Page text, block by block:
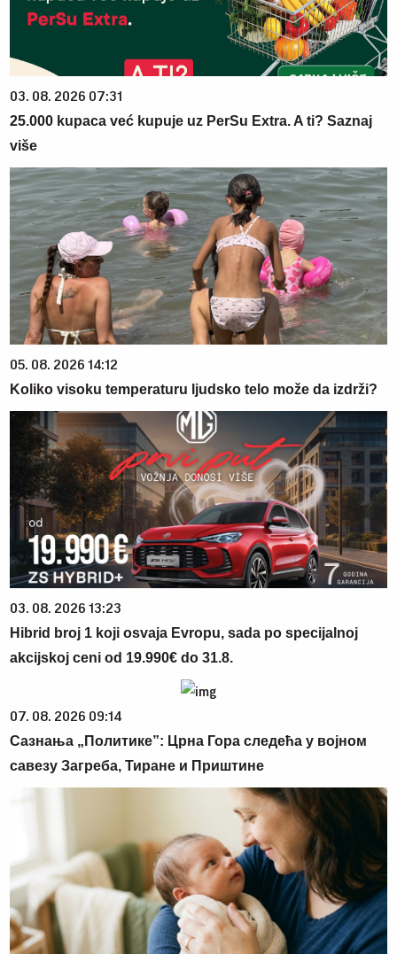
03. 08. 2026 07:31
25.000 kupaca već kupuje uz PerSu Extra. A ti? Saznaj
više
05. 08. 2026 14:12
Koliko visoku temperaturu ljudsko telo može da izdrži?
03. 08. 2026 13:23
Hibrid broj 1 koji osvaja Evropu, sada po specijalnoj
akcijskoj ceni od 19.990€ do 31.8.
07. 08. 2026 09:14
Сазнања „Политике”: Црна Гора следећа у војном
савезу Загреба, Тиране и Приштине